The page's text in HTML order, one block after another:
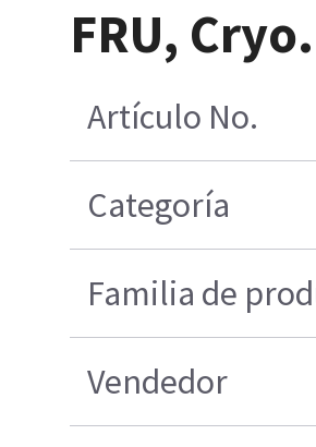
FRU,
Artículo No.
Categoría
Familia de
Vendedor